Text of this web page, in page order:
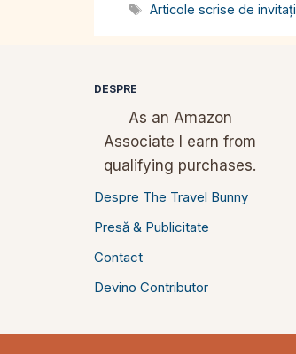
Etichete
Articole scrise de invitați
DESPRE
As an Amazon
Associate I earn from
qualifying purchases.
Despre The Travel Bunny
Presă & Publicitate
Contact
Devino Contributor